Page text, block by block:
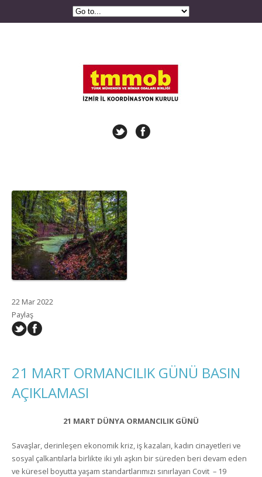
22 Mar 2022
Paylaş
21 MART ORMANCILIK GÜNÜ BASIN
AÇIKLAMASI
21 MART DÜNYA ORMANCILIK GÜNÜ
Savaşlar, derinleşen ekonomik kriz, iş kazaları, kadın cinayetleri ve
sosyal çalkantılarla birlikte iki yılı aşkın bir süreden beri devam eden
ve küresel boyutta yaşam standartlarımızı sınırlayan Covit – 19